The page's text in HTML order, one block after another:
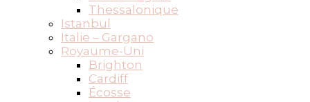
Thessalonique
Istanbul
Italie – Gargano
Royaume-Uni
Brighton
Cardiff
Écosse